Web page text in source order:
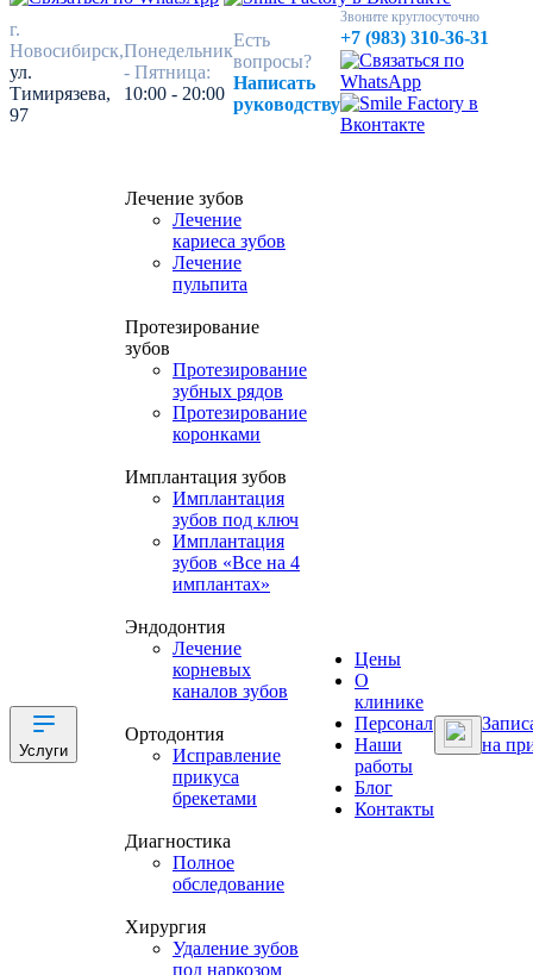
г.
Новосибирск,
ул.
Тимирязева,
97
Понедельник
- Пятница:
10:00 - 20:00
Есть
вопросы?
Написать
руководству
Звоните круглосуточно
+7 (983) 310-36-31
Услуги
Лечение зубов
Лечение
кариеса зубов
Лечение
пульпита
Протезирование
зубов
Протезирование
зубных рядов
Протезирование
коронками
Имплантация зубов
Имплантация
зубов под ключ
Имплантация
зубов «Все на 4
имплантах»
Эндодонтия
Лечение
корневых
каналов зубов
Ортодонтия
Исправление
прикуса
брекетами
Диагностика
Полное
обследование
Хирургия
Удаление зубов
под наркозом
Цены
О
клинике
Персонал
Наши
работы
Блог
Контакты
на